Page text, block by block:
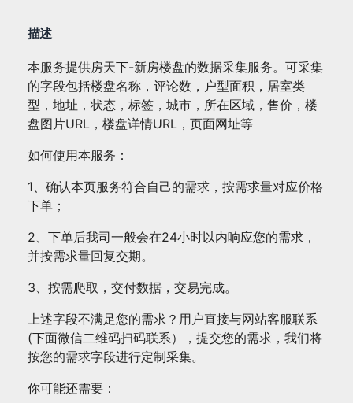
描述
本服务提供房天下-新房楼盘的数据采集服务。可采集
的字段包括楼盘名称，评论数，户型面积，居室类
型，地址，状态，标签，城市，所在区域，售价，楼
盘图片URL，楼盘详情URL，页面网址等
如何使用本服务：
1、确认本页服务符合自己的需求，按需求量对应价格
下单；
2、下单后我司一般会在24小时以内响应您的需求，
并按需求量回复交期。
3、按需爬取，交付数据，交易完成。
上述字段不满足您的需求？用户直接与网站客服联系
(下面微信二维码扫码联系），提交您的需求，我们将
按您的需求字段进行定制采集。
你可能还需要：